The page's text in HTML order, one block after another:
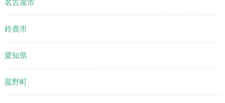
名古屋市
鈴鹿市
愛知県
菰野町